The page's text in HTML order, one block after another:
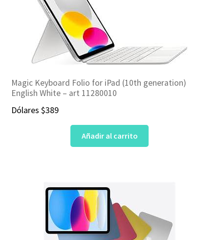
Magic Keyboard Folio for iPad (10th generation)
English White – art 11280010
Dólares $389
Añadir al carrito